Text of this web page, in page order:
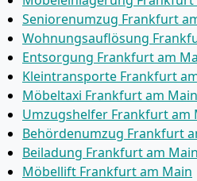
Seniorenumzug Frankfurt
Wohnungsauflösung
Entsorgung Frankfurt am
Kleintransporte Frankfurt
Möbeltaxi Frankfurt am Main
Umzugshelfer Frankfurt am
Behördenumzug Frankfurt
Beiladung Frankfurt am Main
Möbellift Frankfurt am Main